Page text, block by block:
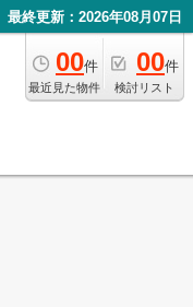
最終更新：2026年08月07日
00件
最近見た物件
00件
検討リスト